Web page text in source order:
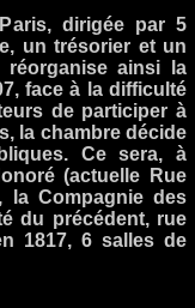
dirigée par 5
un trésorier et un
ainsi la
face à la difficulté
de participer à
la chambre décide
Ce sera, à
(actuelle Rue
la Compagnie des
du précédent, rue
1817, 6 salles de